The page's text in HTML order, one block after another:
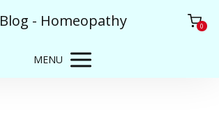
Blog - Homeopathy 0
MENU